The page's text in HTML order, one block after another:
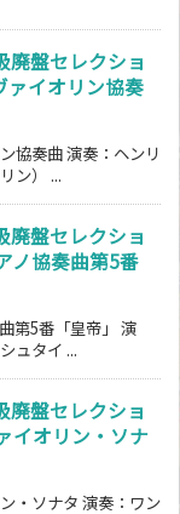
廃盤セレクショ
イオリン協奏
協奏曲 演奏：ヘンリ
ン） ...
廃盤セレクショ
ノ協奏曲第5番
第5番「皇帝」 演
ュタイ ...
廃盤セレクショ
イオリン・ソナ
・ソナタ 演奏：ワン